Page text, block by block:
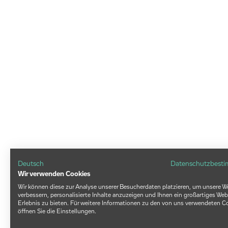
Deutsch
Wir verwenden Cookies
Wir können diese zur Analyse unserer Besucherdaten platzieren, um unsere
verbessern, personalisierte Inhalte anzuzeigen und Ihnen ein großartiges
Erlebnis zu bieten. Für weitere Informationen zu den von uns verwendeten
öffnen Sie die Einstellungen.